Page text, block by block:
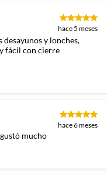
hace 5 meses
desayunos y lonches,
fácil con cierre
hace 6 meses
mucho